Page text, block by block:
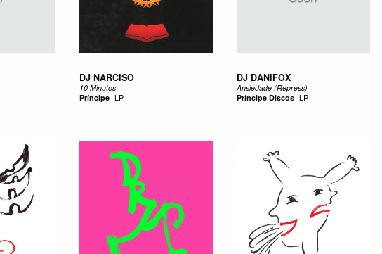
DJ NARCISO
10 Minutos
Príncipe-LP
DJ DANIFOX
Ansiedade (Repress)
Príncipe Discos-LP